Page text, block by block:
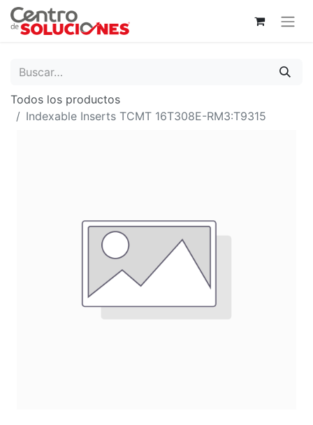
Todos los productos
Indexable Inserts TCMT 16T308E-RM3:T9315